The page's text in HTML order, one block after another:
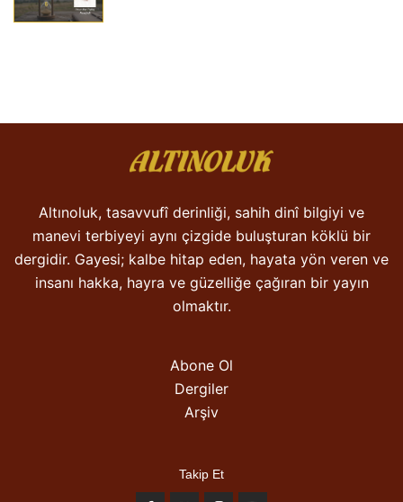
Altınoluk, tasavvufî derinliği, sahih dinî bilgiyi ve
manevi terbiyeyi aynı çizgide buluşturan köklü bir
dergidir. Gayesi; kalbe hitap eden, hayata yön veren ve
insanı hakka, hayra ve güzelliğe çağıran bir yayın
olmaktır.
Abone Ol
Dergiler
Arşiv
Takip Et